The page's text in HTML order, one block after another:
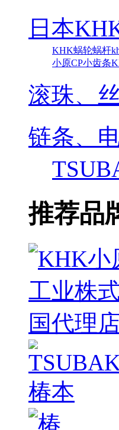
日本
KHK蜗轮蜗杆
小原CP小齿条
滚珠、
链条、
推荐品